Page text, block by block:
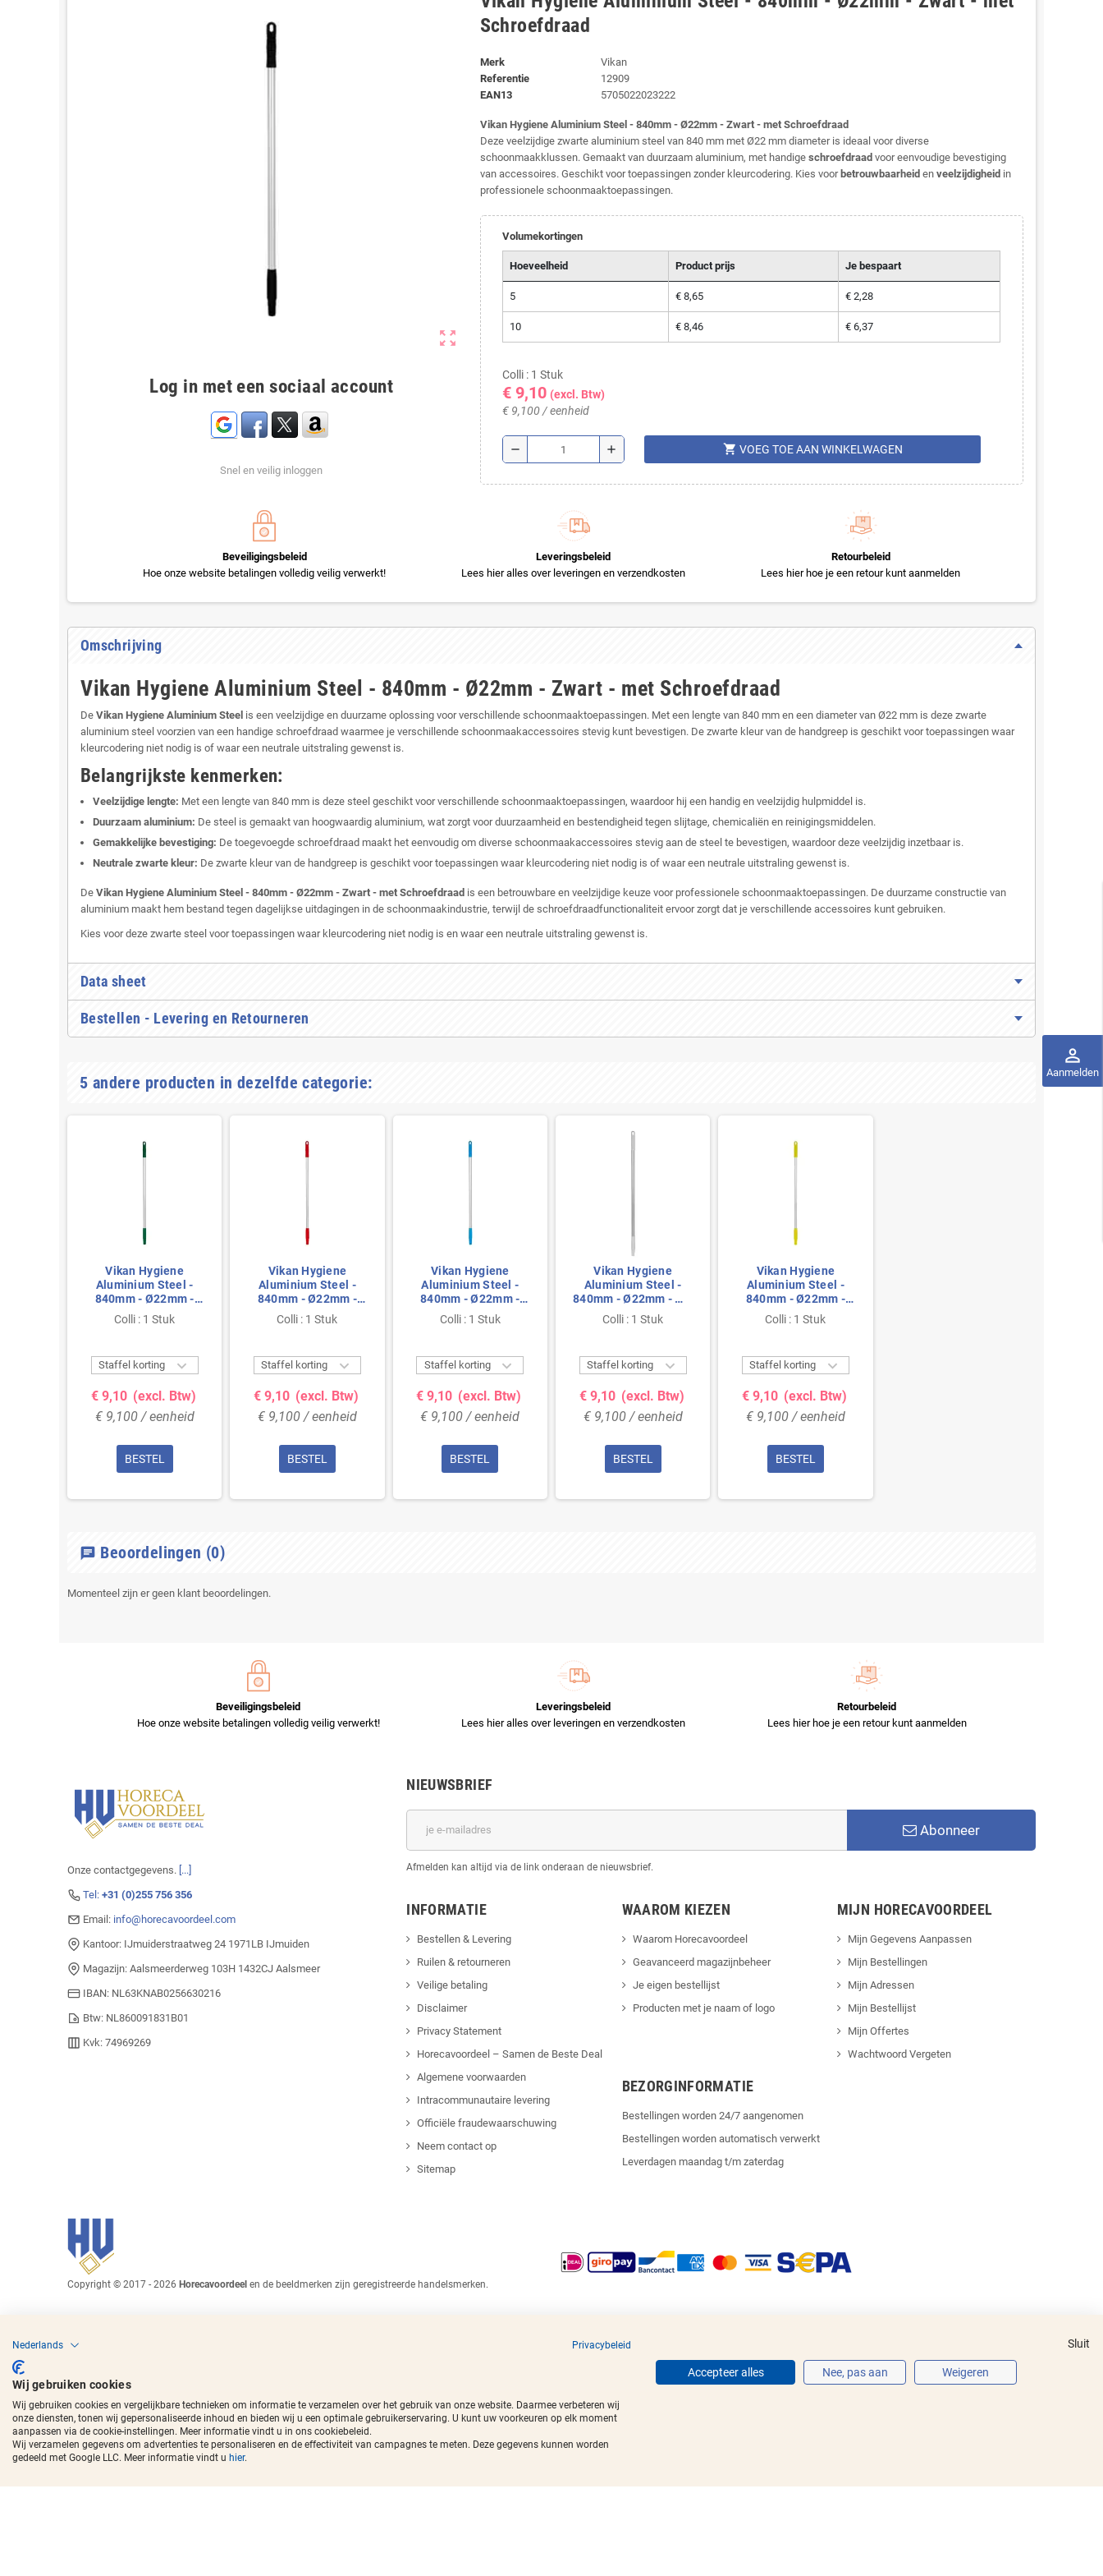
perm_identity
Aanmelden
zoom_out_map
Log in met een sociaal account
Snel en veilig inloggen
Schroefdraad
Merk
Vikan
Referentie
12909
EAN13
5705022023222
Vikan Hygiene Aluminium Steel - 840mm - Ø22mm - Zwart - met Schroefdraad
Deze veelzijdige zwarte aluminium steel van 840 mm met Ø22 mm diameter is ideaal voor diverse
schoonmaakklussen. Gemaakt van duurzaam aluminium, met handige schroefdraad voor eenvoudige bevestiging
van accessoires. Geschikt voor toepassingen zonder kleurcodering. Kies voor betrouwbaarheid en veelzijdigheid in
professionele schoonmaaktoepassingen.
Volumekortingen
Hoeveelheid Product prijs Je bespaart
5 € 8,65 € 2,28
10 € 8,46 € 6,37
Colli : 1 Stuk
€ 9,10 (excl. Btw)
€ 9,100 / eenheid
remove add shopping_cart VOEG TOE AAN WINKELWAGEN
Beveiligingsbeleid
Hoe onze website betalingen volledig veilig verwerkt!
Leveringsbeleid
Lees hier alles over leveringen en verzendkosten
Retourbeleid
Lees hier hoe je een retour kunt aanmelden
Omschrijving
Vikan Hygiene Aluminium Steel - 840mm - Ø22mm - Zwart - met Schroefdraad
De Vikan Hygiene Aluminium Steel is een veelzijdige en duurzame oplossing voor verschillende schoonmaaktoepassingen. Met een lengte van 840 mm en een diameter van Ø22 mm is deze zwarte
aluminium steel voorzien van een handige schroefdraad waarmee je verschillende schoonmaakaccessoires stevig kunt bevestigen. De zwarte kleur van de handgreep is geschikt voor toepassingen waar
kleurcodering niet nodig is of waar een neutrale uitstraling gewenst is.
Belangrijkste kenmerken:
Veelzijdige lengte: Met een lengte van 840 mm is deze steel geschikt voor verschillende schoonmaaktoepassingen, waardoor hij een handig en veelzijdig hulpmiddel is.
Duurzaam aluminium: De steel is gemaakt van hoogwaardig aluminium, wat zorgt voor duurzaamheid en bestendigheid tegen slijtage, chemicaliën en reinigingsmiddelen.
Gemakkelijke bevestiging: De toegevoegde schroefdraad maakt het eenvoudig om diverse schoonmaakaccessoires stevig aan de steel te bevestigen, waardoor deze veelzijdig inzetbaar is.
Neutrale zwarte kleur: De zwarte kleur van de handgreep is geschikt voor toepassingen waar kleurcodering niet nodig is of waar een neutrale uitstraling gewenst is.
De Vikan Hygiene Aluminium Steel - 840mm - Ø22mm - Zwart - met Schroefdraad is een betrouwbare en veelzijdige keuze voor professionele schoonmaaktoepassingen. De duurzame constructie van
aluminium maakt hem bestand tegen dagelijkse uitdagingen in de schoonmaakindustrie, terwijl de schroefdraadfunctionaliteit ervoor zorgt dat je verschillende accessoires kunt gebruiken.
Kies voor deze zwarte steel voor toepassingen waar kleurcodering niet nodig is en waar een neutrale uitstraling gewenst is.
Data sheet
Bestellen - Levering en Retourneren
5 andere producten in dezelfde categorie:
Vikan Hygiene
Aluminium Steel -
840mm - Ø22mm -
Groen - met
Schroefdraad
Colli : 1 Stuk
Staffel korting 
€ 9,10 (excl. Btw)
€ 9,100 / eenheid
BESTEL
Vikan Hygiene
Aluminium Steel -
840mm - Ø22mm -
Rood - met
Schroefdraad
Colli : 1 Stuk
Staffel korting 
€ 9,10 (excl. Btw)
€ 9,100 / eenheid
BESTEL
Vikan Hygiene
Aluminium Steel -
840mm - Ø22mm -
Blauw - met
Schroefdraad
Colli : 1 Stuk
Staffel korting 
€ 9,10 (excl. Btw)
€ 9,100 / eenheid
BESTEL
Vikan Hygiene
Aluminium Steel -
840mm - Ø22mm - Wit
- met Schroefdraad
Colli : 1 Stuk
Staffel korting 
€ 9,10 (excl. Btw)
€ 9,100 / eenheid
BESTEL
Vikan Hygiene
Aluminium Steel -
840mm - Ø22mm -
Geel - met
Schroefdraad
Colli : 1 Stuk
Staffel korting 
€ 9,10 (excl. Btw)
€ 9,100 / eenheid
BESTEL
chat Beoordelingen (0)
Momenteel zijn er geen klant beoordelingen.
Beveiligingsbeleid
Hoe onze website betalingen volledig veilig verwerkt!
Leveringsbeleid
Lees hier alles over leveringen en verzendkosten
Retourbeleid
Lees hier hoe je een retour kunt aanmelden
Onze contactgegevens. [...]
Tel: +31 (0)255 756 356
Email: info@horecavoordeel.com
Kantoor: IJmuiderstraatweg 24 1971LB IJmuiden
Magazijn: Aalsmeerderweg 103H 1432CJ Aalsmeer
IBAN: NL63KNAB0256630216
Btw: NL860091831B01
Kvk: 74969269
NIEUWSBRIEF
Abonneer
Afmelden kan altijd via de link onderaan de nieuwsbrief.
INFORMATIE
Bestellen & Levering
Ruilen & retourneren
Veilige betaling
Disclaimer
Privacy Statement
Horecavoordeel – Samen de Beste Deal
Algemene voorwaarden
Intracommunautaire levering
Officiële fraudewaarschuwing
Neem contact op
Sitemap
WAAROM KIEZEN
Waarom Horecavoordeel
Geavanceerd magazijnbeheer
Je eigen bestellijst
Producten met je naam of logo
MIJN HORECAVOORDEEL
Mijn Gegevens Aanpassen
Mijn Bestellingen
Mijn Adressen
Mijn Bestellijst
Mijn Offertes
Wachtwoord Vergeten
BEZORGINFORMATIE
Bestellingen worden 24/7 aangenomen
Bestellingen worden automatisch verwerkt
Leverdagen maandag t/m zaterdag
Copyright © 2017 - 2026 Horecavoordeel en de beeldmerken zijn geregistreerde handelsmerken.
Sluit
Nederlands Privacybeleid
Wij gebruiken cookies
Wij gebruiken cookies en vergelijkbare technieken om informatie te verzamelen over het gebruik van onze website. Daarmee verbeteren wij
onze diensten, tonen wij gepersonaliseerde inhoud en bieden wij u een optimale gebruikerservaring. U kunt uw voorkeuren op elk moment
aanpassen via de cookie-instellingen. Meer informatie vindt u in ons cookiebeleid.
Wij verzamelen gegevens om advertenties te personaliseren en de effectiviteit van campagnes te meten. Deze gegevens kunnen worden
gedeeld met Google LLC. Meer informatie vindt u hier.
Accepteer alles Nee, pas aan Weigeren